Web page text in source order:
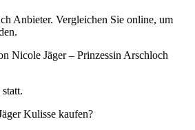
Anbieter. Vergleichen Sie online, um
Nicole Jäger – Prinzessin Arschloch
Kulisse kaufen?